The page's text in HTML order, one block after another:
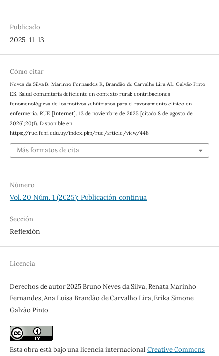
Publicado
2025-11-13
Cómo citar
Neves da Silva B, Marinho Fernandes R, Brandão de Carvalho Lira AL, Galvão Pinto
ES. Salud comunitaria deficiente en contexto rural: contribuciones
fenomenológicas de los motivos schützianos para el razonamiento clínico en
enfermería. RUE [Internet]. 13 de noviembre de 2025 [citado 8 de agosto de
2026];20(1). Disponible en:
https://rue.fenf.edu.uy/index.php/rue/article/view/448
Más formatos de cita
Número
Vol. 20 Núm. 1 (2025): Publicación continua
Sección
Reflexión
Licencia
Derechos de autor 2025 Bruno Neves da Silva, Renata Marinho
Fernandes, Ana Luisa Brandão de Carvalho Lira, Erika Simone
Galvão Pinto
Esta obra está bajo una licencia internacional Creative Commons